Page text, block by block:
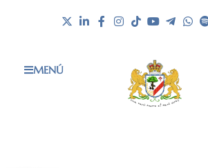
MENÚ